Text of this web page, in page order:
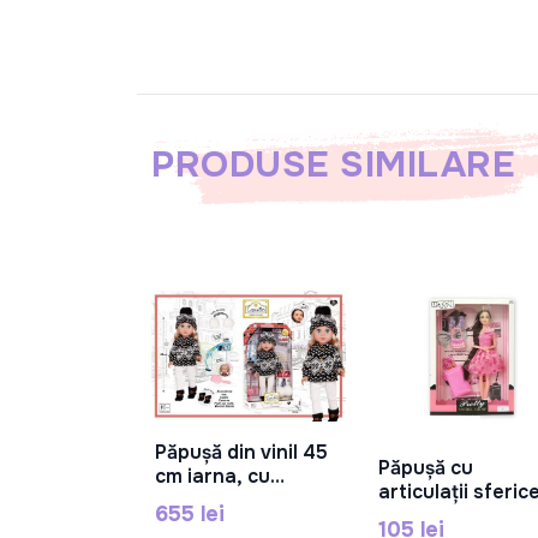
PRODUSE SIMILARE
În Coș
Păpușă din vinil 45
cm iarna, cu
cameră foto A931E
655 lei
În Coș
Păpușă cu
articulații sferice
de 28 cm și
105 lei